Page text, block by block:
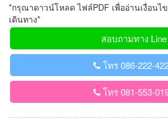
*กรุณาดาวน์โหลด ไฟล์PDF เพื่ออ่านเงื่อนไ
เดินทาง*
สอบถามทาง Line
โทร 086-222-
โทร 081-553-